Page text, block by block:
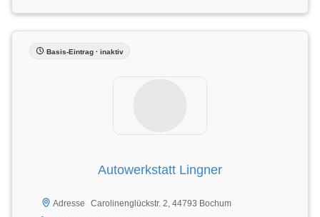
Basis-Eintrag · inaktiv
Autowerkstatt Lingner
Adresse
Carolinenglückstr. 2, 44793 Bochum